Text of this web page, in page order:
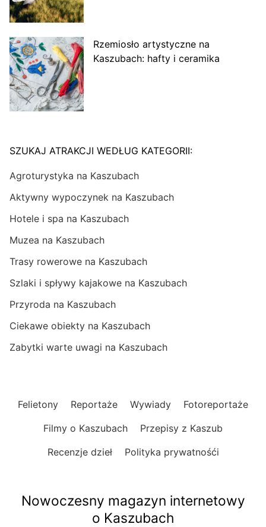
Rzemiosło artystyczne na
Kaszubach: hafty i ceramika
SZUKAJ ATRAKCJI WEDŁUG KATEGORII:
Agroturystyka na Kaszubach
Aktywny wypoczynek na Kaszubach
Hotele i spa na Kaszubach
Muzea na Kaszubach
Trasy rowerowe na Kaszubach
Szlaki i spływy kajakowe na Kaszubach
Przyroda na Kaszubach
Ciekawe obiekty na Kaszubach
Zabytki warte uwagi na Kaszubach
Felietony Reportaże Wywiady
Fotoreportaże
Filmy o Kaszubach
Przepisy z Kaszub
Recenzje dzieł
Polityka prywatnośći
Nowoczesny magazyn internetowy
o Kaszubach